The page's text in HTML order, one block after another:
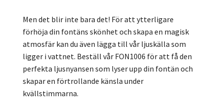
Men det blir inte bara det! För att ytterligare
förhöja din fontäns skönhet och skapa en magisk
atmosfär kan du även lägga till vår ljuskälla som
ligger i vattnet. Beställ vår FON1006 för att få den
perfekta ljusnyansen som lyser upp din fontän och
skapar en förtrollande känsla under
kvällstimmarna.